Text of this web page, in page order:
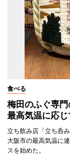
食べる
梅田のふぐ専
最高気温に応じ
立ち飲み店「立ち呑
大阪市の最高気温に
スを始めた。